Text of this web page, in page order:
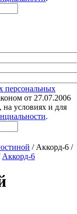
персональных
от 27.07.2006
условиях и для
.
/ Аккорд-6 /
Аккорд-6